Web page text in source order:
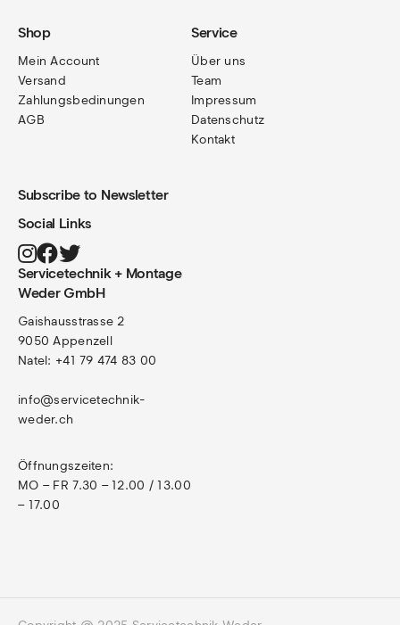
Shop
Mein Account
Versand
Zahlungsbedinungen
AGB
Service
Über uns
Team
Impressum
Datenschutz
Kontakt
Subscribe to Newsletter
Social Links
Servicetechnik + Montage
Weder GmbH
Gaishausstrasse 2
9050 Appenzell
Natel: +41 79 474 83 00
info@servicetechnik-
weder.ch
Öffnungszeiten:
MO – FR 7.30 – 12.00 / 13.00
– 17.00